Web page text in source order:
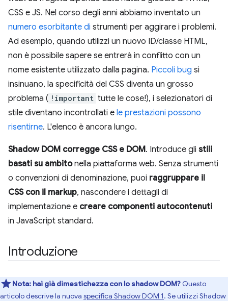
CSS e JS. Nel corso degli anni abbiamo inventato un
numero esorbitante di strumenti per aggirare i problemi.
Ad esempio, quando utilizzi un nuovo ID/classe HTML,
non è possibile sapere se entrerà in conflitto con un
nome esistente utilizzato dalla pagina. Piccoli bug si
insinuano, la specificità del CSS diventa un grosso
problema ( !important tutte le cose!), i selezionatori di
stile diventano incontrollati e le prestazioni possono
risentirne. L'elenco è ancora lungo.
Shadow DOM corregge CSS e DOM. Introduce gli stili
basati su ambitonella piattaforma web. Senza strumenti
o convenzioni di denominazione, puoi raggruppare il
CSS con il markup, nascondere i dettagli di
implementazione e creare componenti autocontenuti
in JavaScript standard.
Introduzione
Nota: hai già dimestichezza con lo shadow DOM?Questo
articolo descrive la nuova specifica Shadow DOM 1. Se utilizzi Shadow